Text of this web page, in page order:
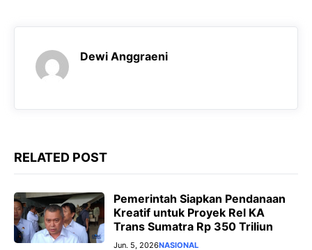
o A
p
p
r
a
n
g
Dewi Anggraeni
RELATED POST
Pemerintah Siapkan Pendanaan
Kreatif untuk Proyek Rel KA
Trans Sumatra Rp 350 Triliun
Jun. 5, 2026NASIONAL